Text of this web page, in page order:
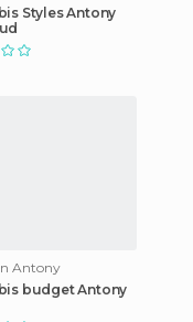
Styles Antony
Antony
budget Antony